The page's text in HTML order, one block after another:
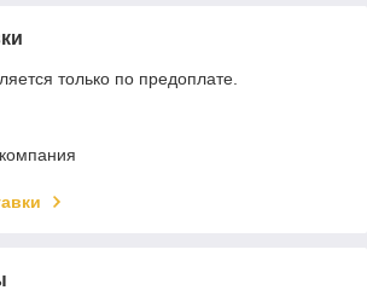
только по предоплате.